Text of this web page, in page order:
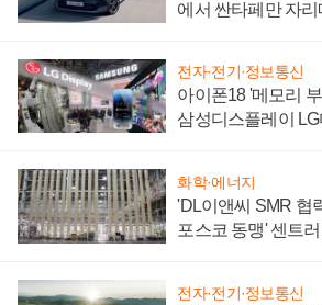
에서 싼타페만 자리
전자·전기·정보통신
아이폰18 '메모리
삼성디스플레이
화학·에너지
'DL이앤씨 SMR 협
포스코 동맹' 센트
전자·전기·정보통신